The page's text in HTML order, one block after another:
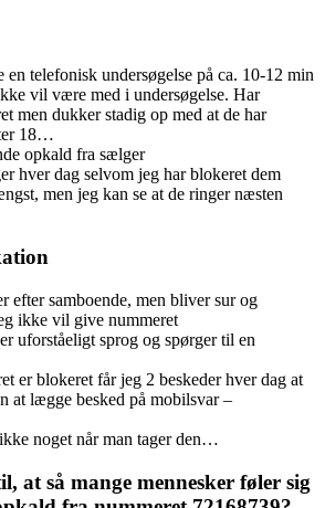
en telefonisk undersøgelse på ca. 10-12 min
vil være med i undersøgelse. Har
men dukker stadig op med at de har
18…
opkald fra sælger
hver dag selvom jeg har blokeret dem
men jeg kan se at de ringer næsten
efter samboende, men bliver sur og
ikke vil give nummeret
uforståeligt sprog og spørger til en
er blokeret får jeg 2 beskeder hver dag at
at lægge besked på mobilsvar –
noget når man tager den…
at så mange mennesker føler sig